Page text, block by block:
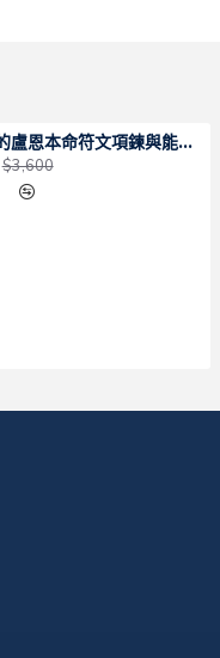
客製你的盧恩本命符文項鍊與能量刺青 | 開啟靈魂力量！
$3,600